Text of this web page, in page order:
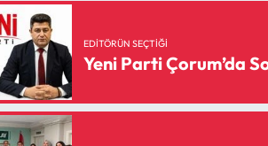
EDITÖRÜN SEÇTIĞI
Yeni Parti Çorum’da